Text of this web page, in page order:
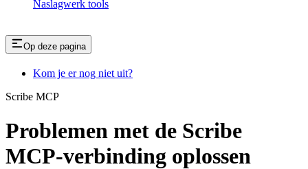
Naslagwerk tools
Op deze pagina
Kom je er nog niet uit?
Scribe MCP
Problemen met de Scribe
MCP-verbinding oplossen